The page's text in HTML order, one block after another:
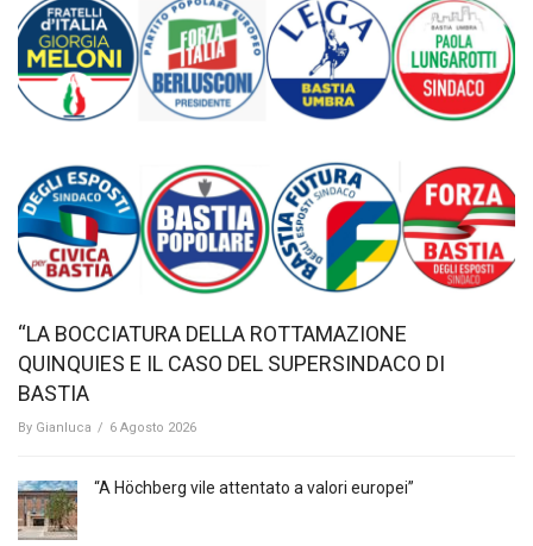
“LA BOCCIATURA DELLA ROTTAMAZIONE
QUINQUIES E IL CASO DEL SUPERSINDACO DI
BASTIA
By Gianluca / 6 Agosto 2026
“A Höchberg vile attentato a valori europei”